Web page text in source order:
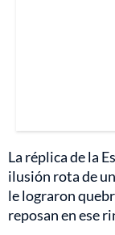
La réplica de la
ilusión rota de
le lograron
reposan en ese